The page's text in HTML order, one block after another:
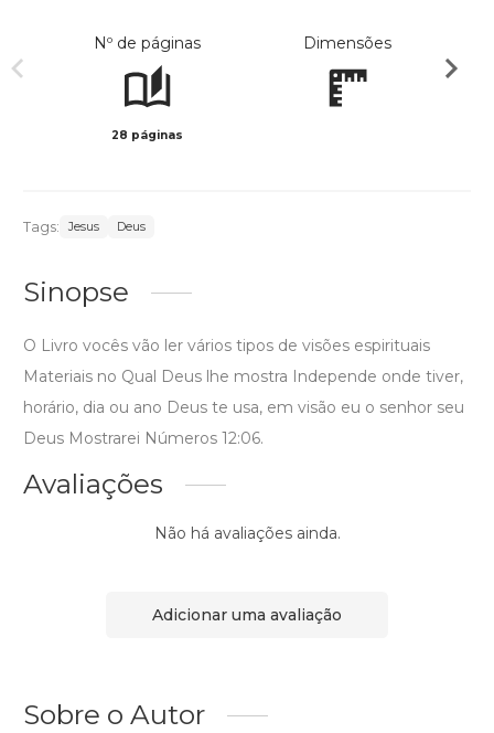
Nº de páginas
28 páginas
Dimensões
Tags: Jesus Deus
Sinopse
O Livro vocês vão ler vários tipos de visões espirituais
Materiais no Qual Deus lhe mostra Independe onde tiver,
horário, dia ou ano Deus te usa, em visão eu o senhor seu
Deus Mostrarei Números 12:06.
Avaliações
Não há avaliações ainda.
Adicionar uma avaliação
Sobre o Autor